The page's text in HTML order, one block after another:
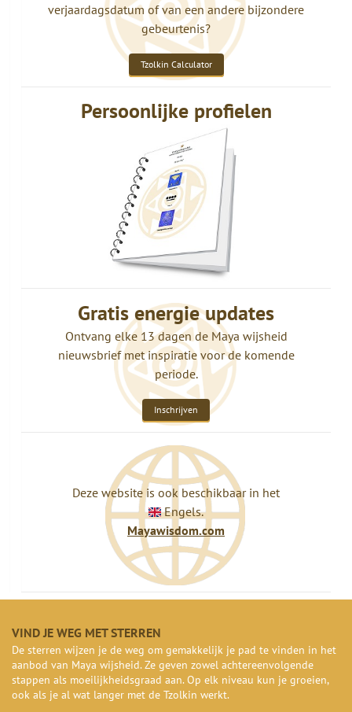
verjaardagsdatum of van een andere bijzondere
gebeurtenis?
Tzolkin Calculator
Persoonlijke profielen
Gratis energie updates
Ontvang elke 13 dagen de Maya wijsheid
nieuwsbrief met inspiratie voor de komende
periode.
Inschrijven
Deze website is ook beschikbaar in het
Engels.
Mayawisdom.com
VIND JE WEG MET STERREN
De sterren wijzen je de weg om gemakkelijk je pad te vinden in het
aanbod van Maya wijsheid. Ze geven zowel achtereenvolgende
stappen als moeilijkheidsgraad aan. Op elk niveau kun je groeien,
ook als je al wat langer met de Tzolkin werkt.